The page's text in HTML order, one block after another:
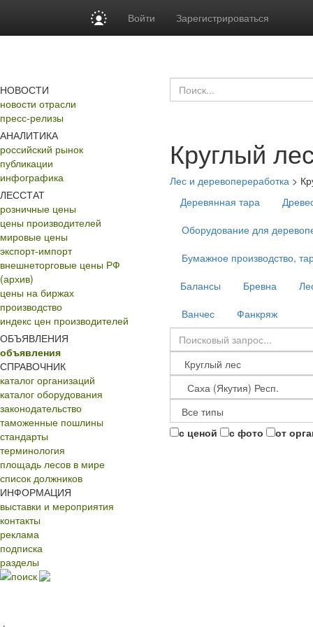
Войти Зарегистрироваться
НОВОСТИ
новости отрасли
пресс-релизы
АНАЛИТИКА
российский рынок
публикации
инфографика
ЛЕССТАТ
розничные цены
цены производителей
мировые цены
экспорт-импорт
внешнеторговые цены РФ
(архив)
цены на биржах
производство
индекс цен производителей
ОБЪЯВЛЕНИЯ
объявления
СПРАВОЧНИК
каталог организаций
каталог оборудования
законодательство
таможенные пошлины
стандарты
терминология
площадь лесов в мире
список должников
ИНФОРМАЦИЯ
выставки и мероприятия
контакты
реклама
подписка
разделы
поиск
Круглый
Лес и деревопереработка >
Деревянная тара
Оборудование для
Бумажное производство,
Балансы
Бревна
Ванчес
Фанкряж
с ценой с фото от